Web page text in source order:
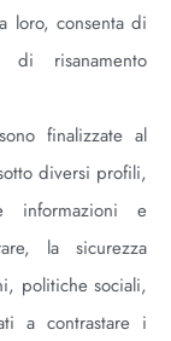
loro, consenta di
risanamento
finalizzate al
diversi profili,
informazioni e
la sicurezza
politiche sociali,
a contrastare i